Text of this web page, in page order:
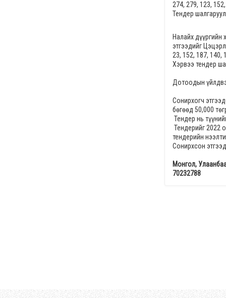
274, 279, 123,
Тендер
Налайх
этгээдийг
23, 152, 187, 140,
Хэрвээ тендер
Дотоодын
Сонирхогч
бөгөөд 50,000
Тендер нь
Тендерийг 2022
тендерийн
Сонирхсон
Монгол,
70232788